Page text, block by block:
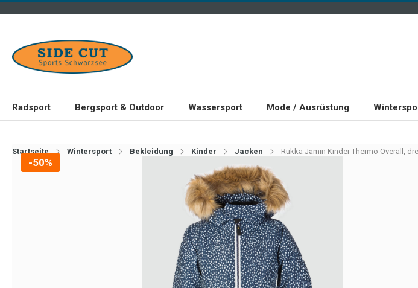
Radsport Bergsport & Outdoor Wassersport Mode / Ausrüstung
Startseite Wintersport Bekleidung Kinder Jacken Rukka Jamin Kinder Thermo Overall,
-50%